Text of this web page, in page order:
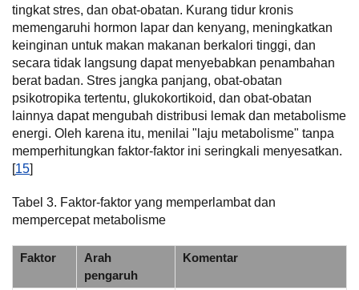
tingkat stres, dan obat-obatan. Kurang tidur kronis
memengaruhi hormon lapar dan kenyang, meningkatkan
keinginan untuk makan makanan berkalori tinggi, dan
secara tidak langsung dapat menyebabkan penambahan
berat badan. Stres jangka panjang, obat-obatan
psikotropika tertentu, glukokortikoid, dan obat-obatan
lainnya dapat mengubah distribusi lemak dan metabolisme
energi. Oleh karena itu, menilai "laju metabolisme" tanpa
memperhitungkan faktor-faktor ini seringkali menyesatkan.
[15]
Tabel 3. Faktor-faktor yang memperlambat dan
mempercepat metabolisme
Faktor
Arah
pengaruh
Komentar